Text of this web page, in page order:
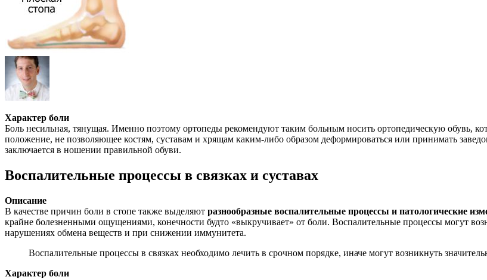
Характер боли
Боль несильная, тянущая. Именно поэтому ортопеды рекомендуют таким больным носить ортопедическую обувь,
положение, не позволяющее костям, суставам и хрящам каким-либо образом деформироваться или принимать
заключается в ношении правильной обуви.
Воспалительные процессы в связках и суставах
Описание
В качестве причин боли в стопе также выделяют разнообразные воспалительные процессы и патологические
крайне болезненными ощущениями, конечности будто «выкручивает» от боли. Воспалительные процессы могут
нарушениях обмена веществ и при снижении иммунитета.
Воспалительные процессы в связках необходимо лечить в срочном порядке, иначе могут возникнуть
Характер боли